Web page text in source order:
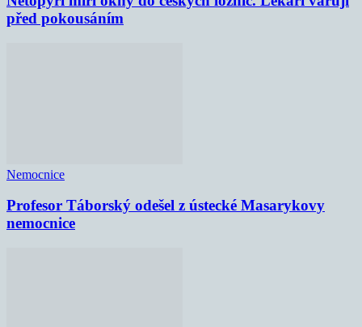
před pokousáním
Nemocnice
Profesor Táborský odešel z ústecké Masarykovy
nemocnice